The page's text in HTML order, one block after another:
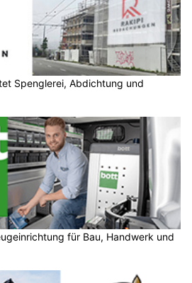
Spenglerei, Abdichtung und
für Bau, Handwerk und